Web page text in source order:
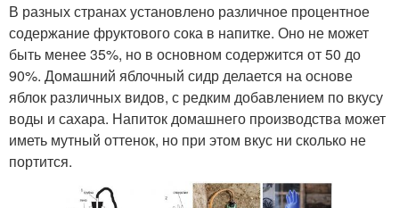
В разных странах установлено различное процентное
содержание фруктового сока в напитке. Оно не может
быть менее 35%, но в основном содержится от 50 до
90%. Домашний яблочный сидр делается на основе
яблок различных видов, с редким добавлением по вкусу
воды и сахара. Напиток домашнего производства может
иметь мутный оттенок, но при этом вкус ни сколько не
портится.